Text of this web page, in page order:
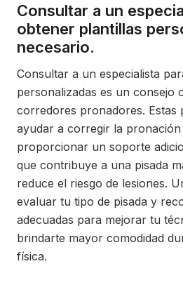
Consultar a un
obtener plantillas
necesario.
Consultar a un especialista
personalizadas es un consejo
corredores pronadores. Estas
ayudar a corregir la pronación
proporcionar un soporte
que contribuye a una pisada
reduce el riesgo de lesiones.
evaluar tu tipo de pisada y
adecuadas para mejorar tu
brindarte mayor comodidad
física.